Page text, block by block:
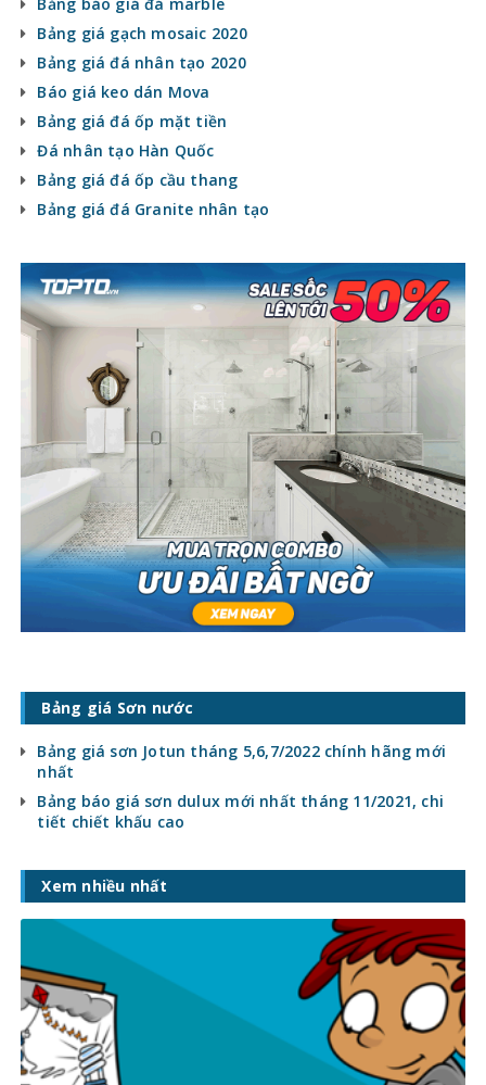
Bảng giá gạch mosaic 2020
Bảng giá đá nhân tạo 2020
Báo giá keo dán Mova
Bảng giá đá ốp mặt tiền
Đá nhân tạo Hàn Quốc
Bảng giá đá ốp cầu thang
Bảng giá đá Granite nhân tạo
Bảng giá Sơn nước
Bảng giá sơn Jotun tháng 5,6,7/2022 chính hãng mới
nhất
Bảng báo giá sơn dulux mới nhất tháng 11/2021, chi
tiết chiết khấu cao
Xem nhiều nhất